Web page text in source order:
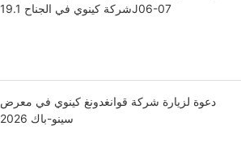
شركة كينوي في الجناح 19.1J06-07
دعوة لزيارة شركة قوانغدونغ كينوي في معرض
سينو-باك 2026